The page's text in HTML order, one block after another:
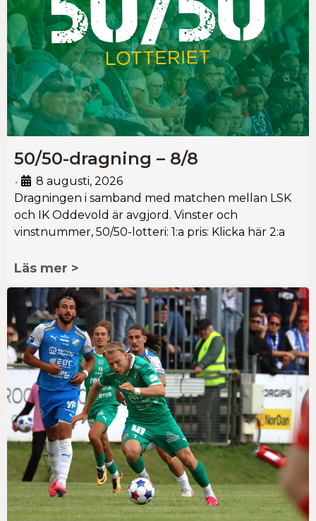
50/50-dragning – 8/8
•
8 augusti, 2026
Dragningen i samband med matchen mellan LSK
och IK Oddevold är avgjord. Vinster och
vinstnummer, 50/50-lotteri: 1:a pris: Klicka här 2:a
Läs mer >